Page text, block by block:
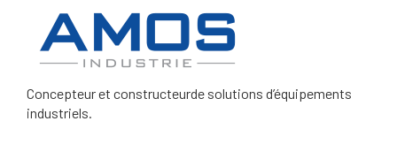
Concepteur et constructeurde solutions d’équipements
industriels.